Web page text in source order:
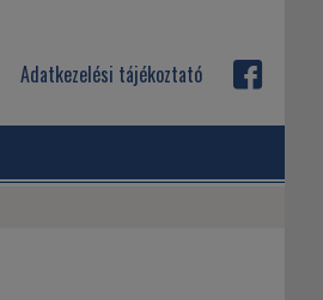
Adatkezelési tájékoztató